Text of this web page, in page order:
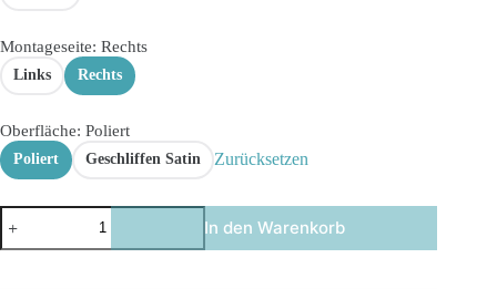
Montageseite: Rechts
Links Rechts
Oberfläche: Poliert
Poliert Geschliffen Satin Zurücksetzen
Winkelgriffe
90°
aus
In den Warenkorb